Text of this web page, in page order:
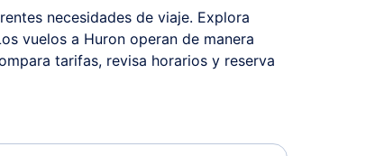
necesidades de viaje. Explora
vuelos a Huron operan de manera
tarifas, revisa horarios y reserva